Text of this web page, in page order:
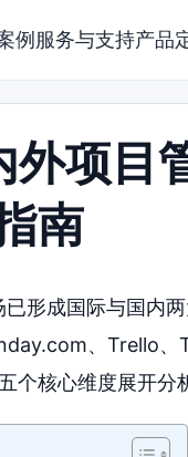
例 服务与支持产品
项目
南
形成国际与国内
、Trello
个核心维度展开分